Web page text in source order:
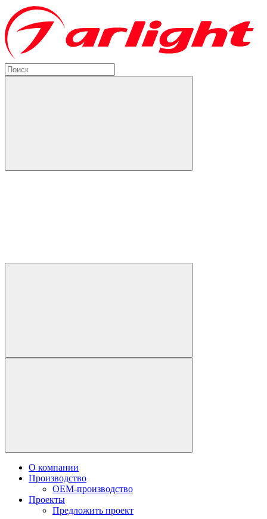
О компании
Производство
OEM-производство
Проекты
Предложить проект